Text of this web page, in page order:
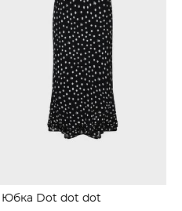
Юбка Dot dot dot